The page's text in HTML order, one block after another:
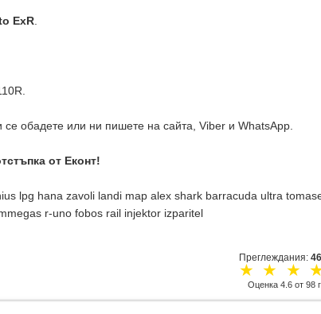
ExR
обадете или ни пишете на сайта, Viber и WhatsApp.
от Еконт!
lpg hana zavoli landi map alex shark barracuda ultra
r-uno fobos rail injektor izparitel
Преглеждания:
☆
☆
☆
Оценка 4.6от 98